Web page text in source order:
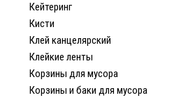
Кейтеринг
Кисти
Клей канцелярский
Клейкие ленты
Корзины для мусора
Корзины и баки для мусора